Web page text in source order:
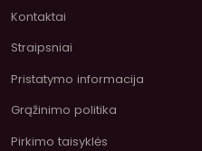
Kontaktai
Straipsniai
Pristatymo informacija
Grąžinimo politika
Pirkimo taisyklės